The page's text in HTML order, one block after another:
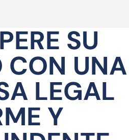
SU
CON UNA
LEGAL
Y